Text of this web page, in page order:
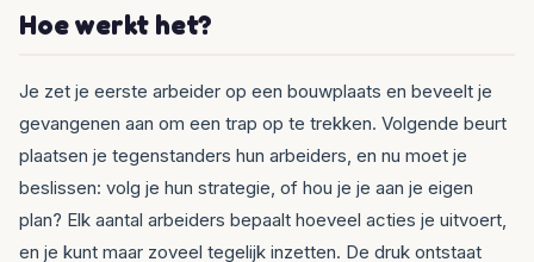
Hoe werkt het?
Je zet je eerste arbeider op een bouwplaats en beveelt je
gevangenen aan om een trap op te trekken. Volgende beurt
plaatsen je tegenstanders hun arbeiders, en nu moet je
beslissen: volg je hun strategie, of hou je je aan je eigen
plan? Elk aantal arbeiders bepaalt hoeveel acties je uitvoert,
en je kunt maar zoveel tegelijk inzetten. De druk ontstaat